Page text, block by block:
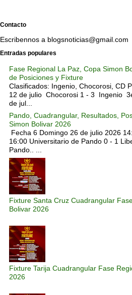
Contacto
Escribennos a blogsnoticias@gmail.com
Entradas populares
Fase Regional La Paz, Copa Simon
de Posiciones y Fixture
Clasificados: Ingenio, Chocorosi, CD
12 de julio Chocorosi 1 - 3 Ingenio
de jul...
Pando, Cuadrangular, Resultados,
Simon Bolivar 2026
Fecha 6 Domingo 26 de julio 2026
16:00 Universitario de Pando 0 - 1
Pando.. ...
Fixture Santa Cruz Cuadrangular
Bolivar 2026
Fixture Tarija Cuadrangular Fase
2026